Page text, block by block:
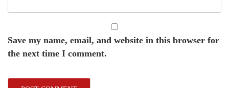
Save my name, email, and website in this browser for
the next time I comment.